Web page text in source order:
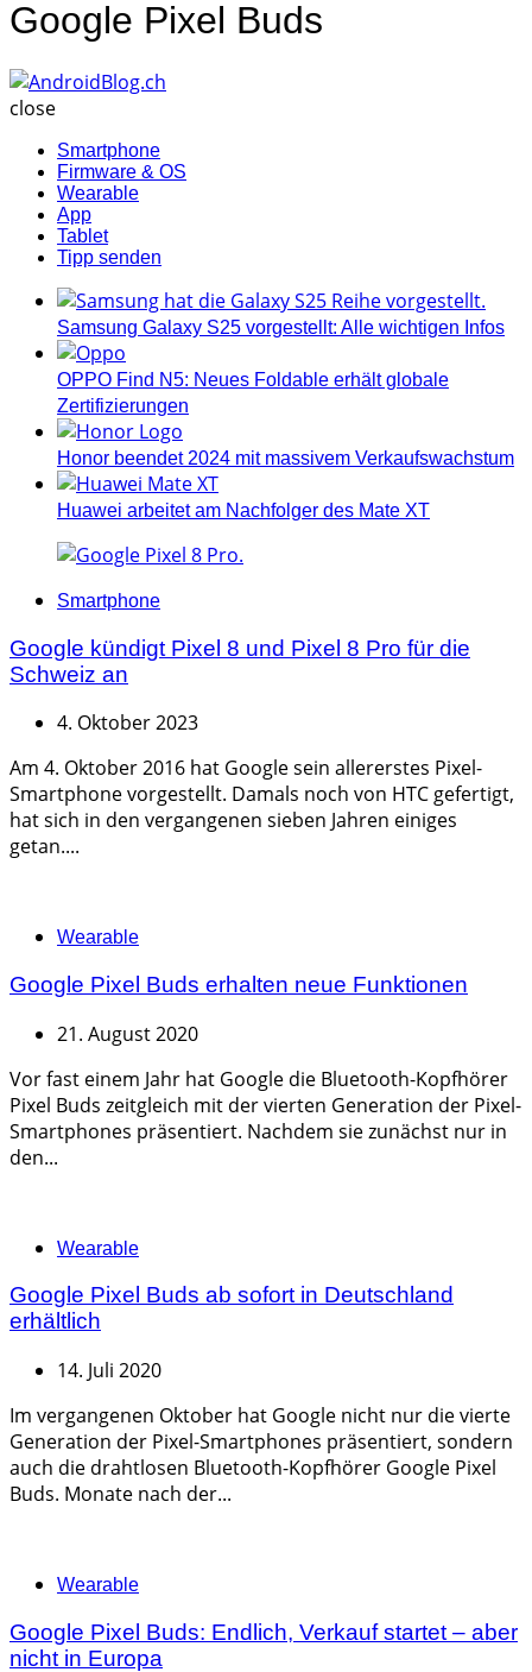
Google Pixel Buds
close
Smartphone
Firmware & OS
Wearable
App
Tablet
Tipp senden
Samsung Galaxy S25 vorgestellt: Alle wichtigen Infos
OPPO Find N5: Neues Foldable erhält globale
Zertifizierungen
Honor beendet 2024 mit massivem Verkaufswachstum
Huawei arbeitet am Nachfolger des Mate XT
Categories
Smartphone
Google kündigt Pixel 8 und Pixel 8 Pro für die
Schweiz an
4. Oktober 2023
Am 4. Oktober 2016 hat Google sein allererstes Pixel-
Smartphone vorgestellt. Damals noch von HTC gefertigt,
hat sich in den vergangenen sieben Jahren einiges
getan....
Categories
Wearable
Google Pixel Buds erhalten neue Funktionen
21. August 2020
Vor fast einem Jahr hat Google die Bluetooth-Kopfhörer
Pixel Buds zeitgleich mit der vierten Generation der Pixel-
Smartphones präsentiert. Nachdem sie zunächst nur in
den...
Categories
Wearable
Google Pixel Buds ab sofort in Deutschland
erhältlich
14. Juli 2020
Im vergangenen Oktober hat Google nicht nur die vierte
Generation der Pixel-Smartphones präsentiert, sondern
auch die drahtlosen Bluetooth-Kopfhörer Google Pixel
Buds. Monate nach der...
Categories
Wearable
Google Pixel Buds: Endlich, Verkauf startet – aber
nicht in Europa